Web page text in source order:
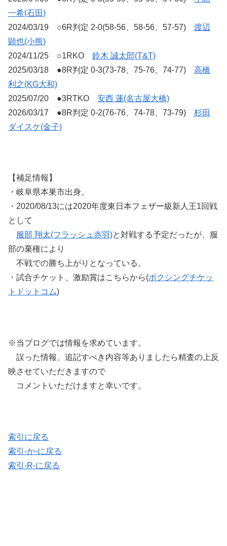
一希(石田)
2024/03/19 ○6R判定 2-0(58-56、58-56、57-57) 渡辺
顕也(小熊)
2024/11/25 ○1RKO 鈴木 誠太郎(T&T)
2025/03/18 ●8R判定 0-3(73-78、75-76、74-77) 高橋
利之(KG大和)
2025/07/20 ●3RTKO 安西 蓮(名古屋大橋)
2026/03/17 ●8R判定 0-2(76-76、74-78、73-79) 杉田
ダイスケ(金子)
【補足情報】
・岐阜県本巣市出身。
・2020/08/13には2020年度東日本フェザー級新人王1回戦
として
服部 翔太(フラッシュ赤羽)と対戦する予定だったが、服
部の棄権により
不戦での勝ち上がりとなっている。
・試合チケット、激励賞はこちらから(ボクシングチケッ
トドットコム)
※当ブログでは情報を求めています。
誤った情報、追記すべき内容等ありましたら精査の上反
映させていただきますので
コメントいただけますと幸いです。
索引に戻る
索引-か-に戻る
索引-R-に戻る